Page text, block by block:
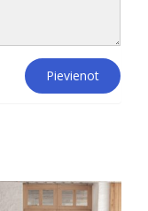
Pievienot